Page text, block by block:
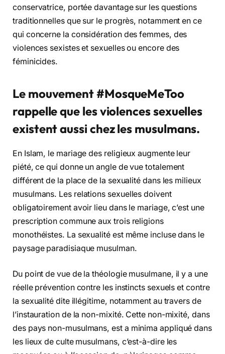
conservatrice, portée davantage sur les questions
traditionnelles que sur le progrès, notamment en ce
qui concerne la considération des femmes, des
violences sexistes et sexuelles ou encore des
féminicides.
Le mouvement #MosqueMeToo
rappelle que les violences sexuelles
existent aussi chez les musulmans.
En Islam, le mariage des religieux augmente leur
piété, ce qui donne un angle de vue totalement
différent de la place de la sexualité dans les milieux
musulmans. Les relations sexuelles doivent
obligatoirement avoir lieu dans le mariage, c’est une
prescription commune aux trois religions
monothéistes. La sexualité est même incluse dans le
paysage paradisiaque musulman.
Du point de vue de la théologie musulmane, il y a une
réelle prévention contre les instincts sexuels et contre
la sexualité dite illégitime, notamment au travers de
l’instauration de la non-mixité. Cette non-mixité, dans
des pays non-musulmans, est a minima appliqué dans
les lieux de culte musulmans, c’est-à-dire les